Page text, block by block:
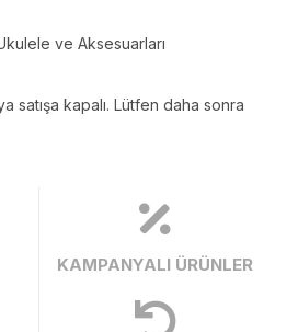
ve Aksesuarları
satışa kapalı. Lütfen daha sonra
KAMPANYALI ÜRÜNLER